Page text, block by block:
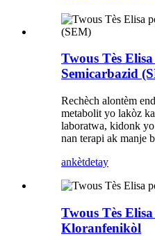
Twous Tès
Semicarbazid
Rechèch alontèm
metabolit yo lakòz
laboratwa, kidonk
nan terapi ak manje
ankètdetay
Twous Tès
Kloranfenikòl